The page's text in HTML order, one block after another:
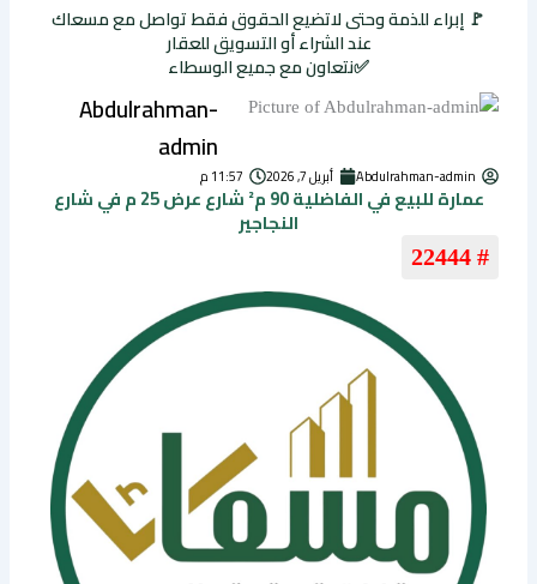
🚩 إبراء للذمة وحتى لاتضيع الحقوق فقط تواصل مع مسعاك
عند الشراء أو التسويق للعقار
✅نتعاون مع جميع الوسطاء
Abdulrahman-
admin
Abdulrahman-admin أبريل 7, 2026 11:57 م
عمارة للبيع في الفاضلية 90 م² شارع عرض 25 م في شارع
النجاجير
# 22444